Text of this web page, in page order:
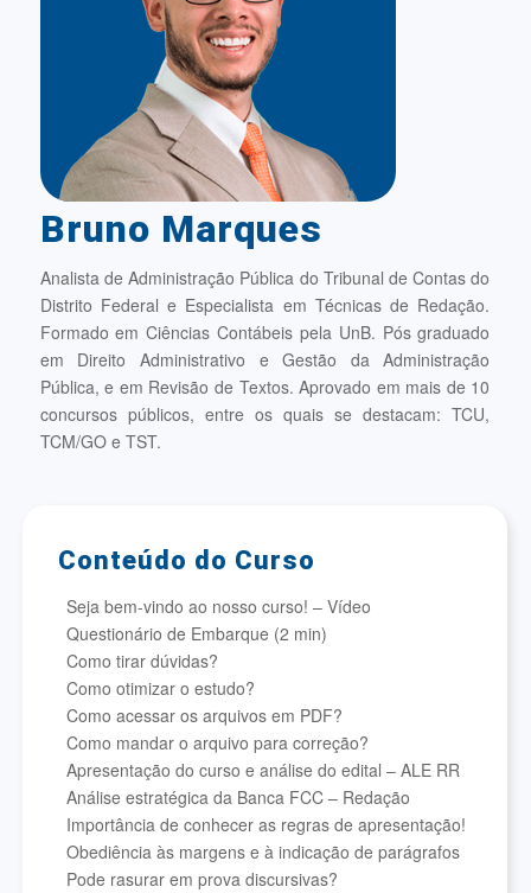
Bruno Marques
Analista de Administração Pública do Tribunal de Contas do
Distrito Federal e Especialista em Técnicas de Redação.
Formado em Ciências Contábeis pela UnB. Pós graduado
em Direito Administrativo e Gestão da Administração
Pública, e em Revisão de Textos. Aprovado em mais de 10
concursos públicos, entre os quais se destacam: TCU,
TCM/GO e TST.
Conteúdo do Curso
Seja bem-vindo ao nosso curso! – Vídeo
Questionário de Embarque (2 min)
Como tirar dúvidas?
Como otimizar o estudo?
Como acessar os arquivos em PDF?
Como mandar o arquivo para correção?
Apresentação do curso e análise do edital – ALE RR
Análise estratégica da Banca FCC – Redação
Importância de conhecer as regras de apresentação!
Obediência às margens e à indicação de parágrafos
Pode rasurar em prova discursivas?